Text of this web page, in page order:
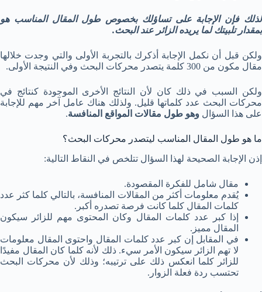
لذلك فإن الإجابة على تساؤلك بخصوص طول المقال المناسب هو
بمقدار تلبيتك لما يريده الزائر عند البحث.
ولكن قبل أن نكمل الإجابة أذكرك بالتجربة الأولى والتي وجدت خلالها
مقال مكون من 300 كلمة يتصدر محركات البحث وفي النتيجة الأولى.
ولكن السبب في ذلك كان لأن النتائج الأخرى الموجودة كنتائج في
محركات البحث عدد كلماتها قليل. ولذلك هناك عامل آخر مهم للإجابة
على هذا السؤال وهو طول مقالات المواقع المنافسة.
ما هو طول المقال المناسب ليتصدر محركات البحث؟
إذن الإجابة الصحيحة لهذا السؤال تتلخص في النقاط التالية:
مقال شامل للفكرة المقصودة.
يُقدم معلومات أكثر من المقالات المنافسة، بالتالي كلما كثر عدد
كلمات المقال كلما كانت فرصة تصدره أكبر.
إذا كبر عدد كلمات المقال وكان المحتوى مهم للزائر سيكون
المقال مميز.
في المقابل إن كبر عدد كلمات المقال واحتوى المقال معلومات
لا تهم الزائر سيكون الأمر سيء. ذلك لأنه كلما كان المقال مفيدًا
للزائر كلما انعكس ذلك على ترتيبه؛ وذلك لأن محركات البحث
تحتسب ردة فعلة الزوار.